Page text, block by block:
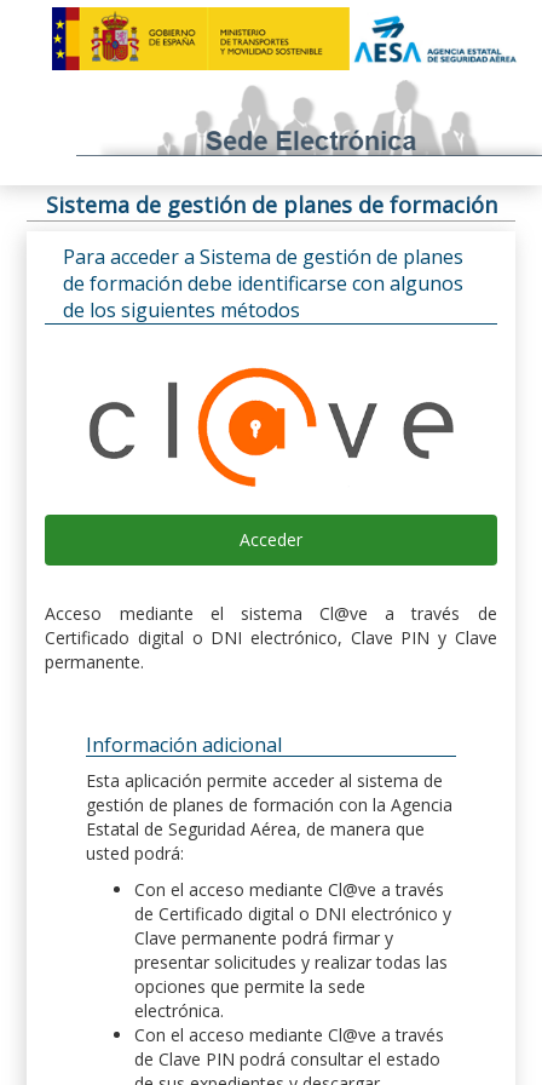
Sistema de gestión de planes de formación
Para acceder a Sistema de gestión de planes
de formación debe identificarse con algunos
de los siguientes métodos
Acceder
Acceso mediante el sistema Cl@ve a través de
Certificado digital o DNI electrónico, Clave PIN y Clave
permanente.
Información adicional
Esta aplicación permite acceder al sistema de
gestión de planes de formación con la Agencia
Estatal de Seguridad Aérea, de manera que
usted podrá:
Con el acceso mediante Cl@ve a través
de Certificado digital o DNI electrónico y
Clave permanente podrá firmar y
presentar solicitudes y realizar todas las
opciones que permite la sede
electrónica.
Con el acceso mediante Cl@ve a través
de Clave PIN podrá consultar el estado